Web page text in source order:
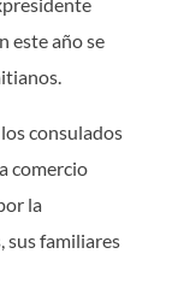
este año se
consulados
comercio
la
sus familiares